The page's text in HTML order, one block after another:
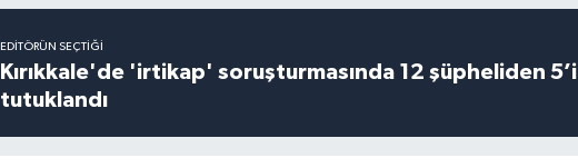
EDITÖRÜN SEÇTIĞI
Kırıkkale'de 'irtikap' soruşturmasında 12 şüpheliden 5’i
tutuklandı